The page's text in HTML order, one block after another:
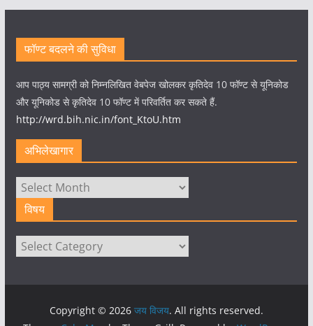
फॉण्ट बदलने की सुविधा
आप पाठ्य सामग्री को निम्नलिखित वेबपेज खोलकर कृतिदेव 10 फॉण्ट से यूनिकोड
और यूनिकोड से कृतिदेव 10 फॉण्ट में परिवर्तित कर सकते हैं.
http://wrd.bih.nic.in/font_KtoU.htm
अभिलेखागार
अभिलेखागार
विषय
विषय
Copyright © 2026 जय विजय. All rights reserved.